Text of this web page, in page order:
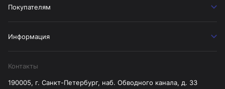
Покупателям
Информация
Контакты
190005, г. Санкт-Петербург, наб. Обводного канала, д. 33